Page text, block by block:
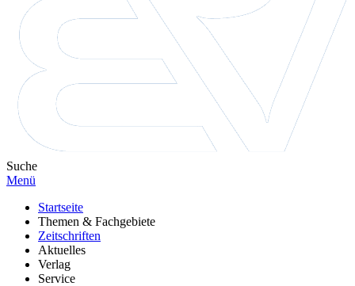
Suche
Menü
Startseite
Themen & Fachgebiete
Zeitschriften
Aktuelles
Verlag
Service